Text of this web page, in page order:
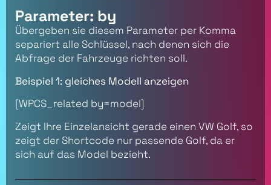
Parameter: by
Übergeben sie diesem Parameter per Komma
separiert alle Schlüssel, nach denen sich die
Abfrage der Fahrzeuge richten soll.
Beispiel 1: gleiches Modell anzeigen
[WPCS_related by=model]
Zeigt Ihre Einzelansicht gerade einen VW Golf, so
zeigt der Shortcode nur passende Golf, da er
sich auf das Model bezieht.